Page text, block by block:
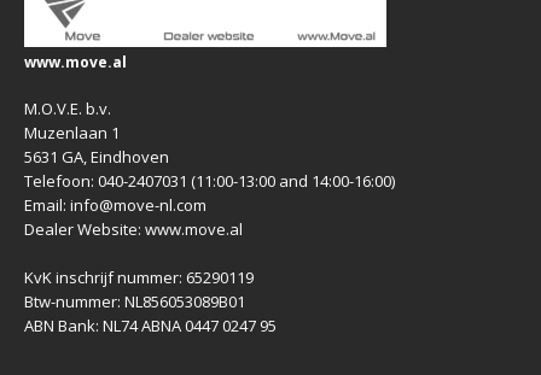
www.move.al
M.O.V.E. b.v.
Muzenlaan 1
5631 GA, Eindhoven
Telefoon: 040-2407031 (11:00-13:00 and 14:00-16:00)
Email: info@move-nl.com
Dealer Website: www.move.al
KvK inschrijf nummer: 65290119
Btw-nummer: NL856053089B01
ABN Bank: NL74 ABNA 0447 0247 95